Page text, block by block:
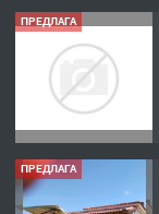
ПРЕДЛАГА
ПРЕДЛАГА